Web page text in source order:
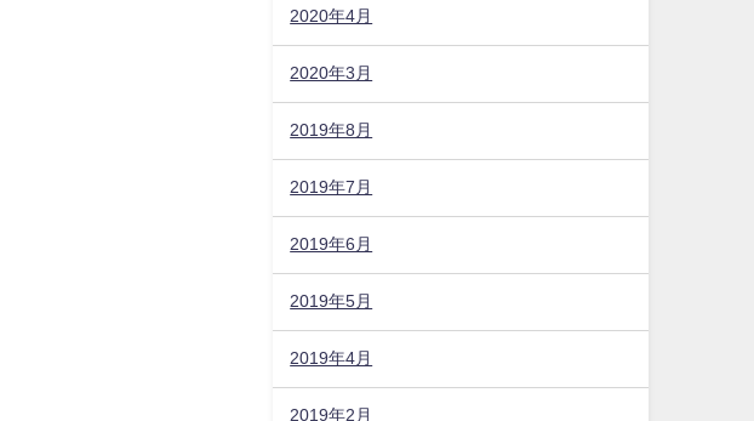
2020年4月
2020年3月
2019年8月
2019年7月
2019年6月
2019年5月
2019年4月
2019年2月